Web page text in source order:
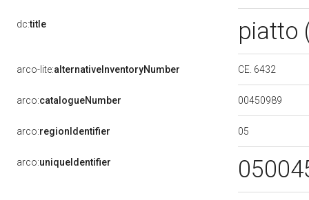
dc:title piatto
arco-lite:alternativeInventoryNumber CE. 6432
arco:catalogueNumber 00450989
arco:regionIdentifier 05
arco:uniqueIdentifier